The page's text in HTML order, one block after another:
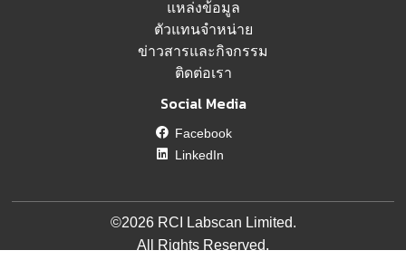
แหล่งข้อมูล
ตัวแทนจำหน่าย
ข่าวสารและกิจกรรม
ติดต่อเรา
Social Media
Facebook
LinkedIn
©2026 RCI Labscan Limited.
All Rights Reserved.